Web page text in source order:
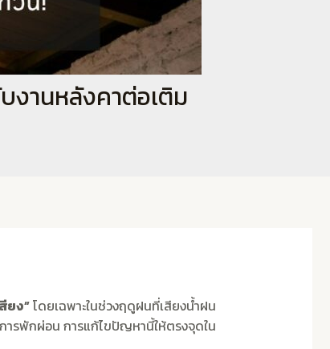
งานหลังคาต่อเติม
ยง”โดยเฉพาะในช่วงฤดูฝนที่เสียงน้ำฝน
ารพักผ่อน การแก้ไขปัญหานี้ให้ตรงจุดใน